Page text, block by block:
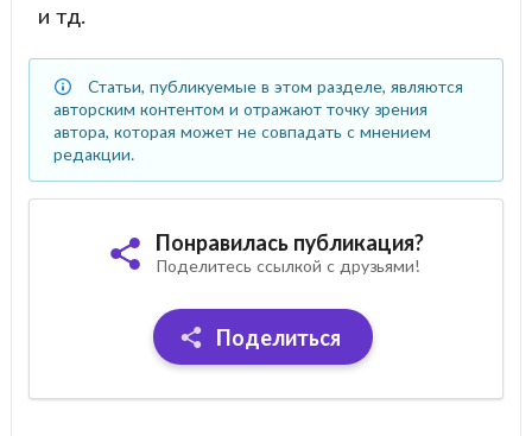
и тд.
Статьи, публикуемые в этом разделе, являются
авторским контентом и отражают точку зрения
автора, которая может не совпадать с мнением
редакции.
Понравилась публикация?
Поделитесь ссылкой с друзьями!
Поделиться